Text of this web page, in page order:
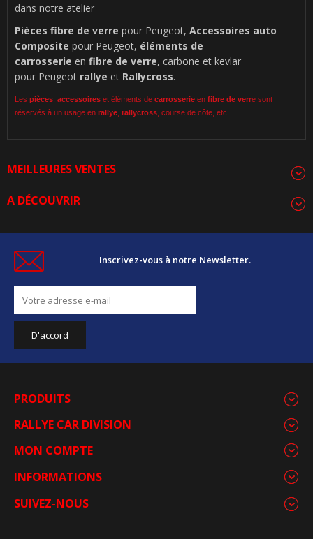
dans notre atelier
Pièces fibre de verre pour Peugeot, Accessoires auto
Composite pour Peugeot, éléments de
carrosserie en fibre de verre, carbone et kevlar
pour Peugeot rallye et Rallycross.
Les pièces accessoires et éléments de carrosserie en fibre de verre sont
réservés à un usage en rallye rallycross , course de côte, etc...
MEILLEURES VENTES
A DÉCOUVRIR
Inscrivez-vous à notre Newsletter.
PRODUITS
RALLYE CAR DIVISION
MON COMPTE
INFORMATIONS
SUIVEZ-NOUS